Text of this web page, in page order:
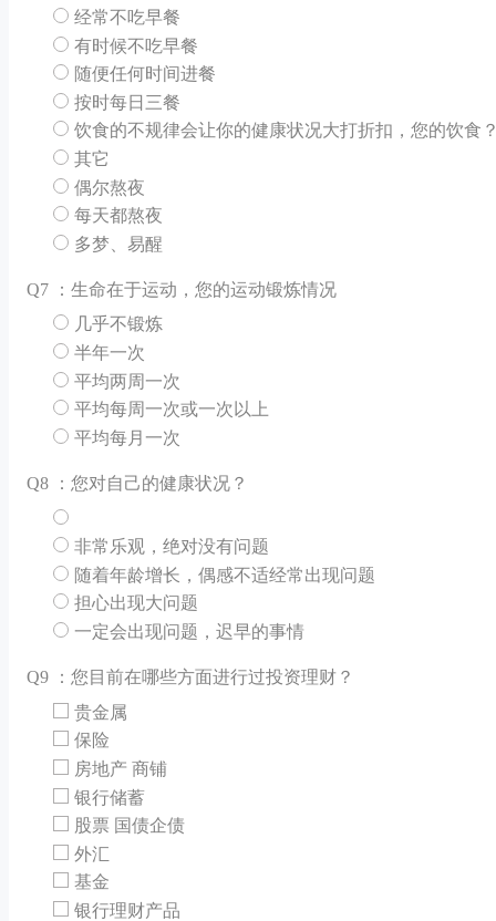
经常不吃早餐
有时候不吃早餐
随便任何时间进餐
按时每日三餐
饮食的不规律会让你的健康状况大打折扣，您的饮食
其它
偶尔熬夜
每天都熬夜
多梦、易醒
Q7 ：生命在于运动，您的运动锻炼情况
几乎不锻炼
半年一次
平均两周一次
平均每周一次或一次以上
平均每月一次
Q8 ：您对自己的健康状况？
非常乐观，绝对没有问题
随着年龄增长，偶感不适经常出现问题
担心出现大问题
一定会出现问题，迟早的事情
Q9 ：您目前在哪些方面进行过投资理财？
贵金属
保险
房地产 商铺
银行储蓄
股票 国债企债
外汇
基金
银行理财产品